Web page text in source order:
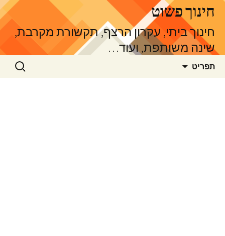
לדלג
לתוכןחינוך פשוט
חינוך ביתי, עקרון הרצף, תקשורת מקרבת,
שינה משותפת, ועוד…
תפריט חיפוש: